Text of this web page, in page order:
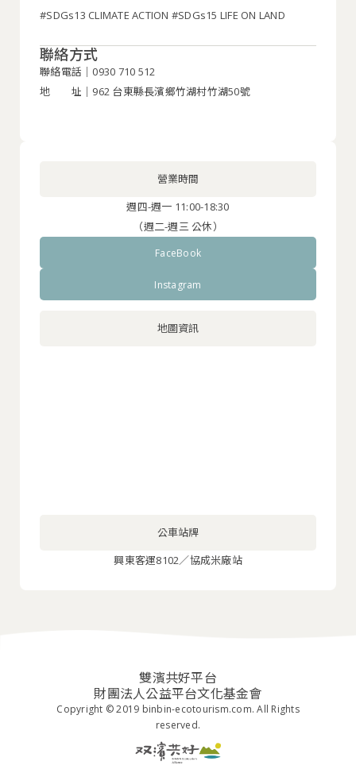
#SDGs13 CLIMATE ACTION #SDGs15 LIFE ON LAND
聯絡方式
聯絡電話｜0930 710 512
地 址｜962 台東縣長濱鄉竹湖村竹湖50號
營業時間
週四-週一 11:00-18:30
（週二-週三 公休）
FaceBook
Instagram
地圖資訊
公車站牌
興東客運8102／協成米廠站
雙濱共好平台
財團法人公益平台文化基金會
Copyright © 2019 binbin-ecotourism.com. All Rights
reserved.